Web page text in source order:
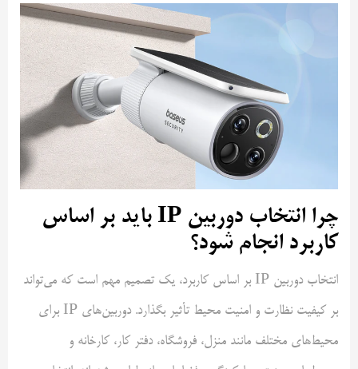
چرا انتخاب دوربین IP باید بر اساس
کاربرد انجام شود؟
انتخاب دوربین IP بر اساس کاربرد، یک تصمیم مهم است که می‌تواند
بر کیفیت نظارت و امنیت محیط تأثیر بگذارد. دوربین‌های IP برای
محیط‌های مختلف مانند منزل، فروشگاه، دفتر کار، کارخانه و